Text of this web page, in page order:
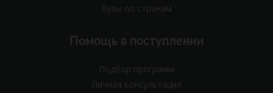
Вузы по странам
Помощь в поступлении
Подбор программ
Личная консультация